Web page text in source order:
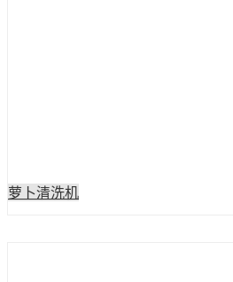
萝卜清洗机